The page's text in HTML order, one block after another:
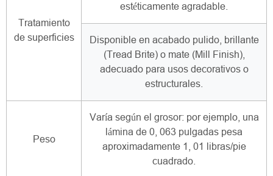
Tratamiento
de superficies
estéticamente agradable.
Disponible en acabado pulido, brillante
(Tread Brite) o mate (Mill Finish),
adecuado para usos decorativos o
estructurales.
Peso
Varía según el grosor: por ejemplo, una
lámina de 0, 063 pulgadas pesa
aproximadamente 1, 01 libras/pie
cuadrado.